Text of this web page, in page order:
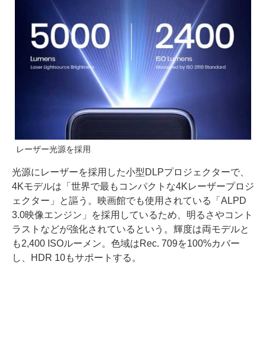
レーザー光源を採用
光源にレーザーを採用した小型DLPプロジェクターで、
4Kモデルは「世界で最もコンパクトな4Kレーザープロジ
ェクター」と謳う。映画館でも使用されている「ALPD
3.0映像エンジン」を採用しているため、明るさやコント
ラストなどが強化されているという。輝度は両モデルと
も2,400 ISOルーメン。色域はRec. 709を100%カバー
し、HDR 10もサポートする。